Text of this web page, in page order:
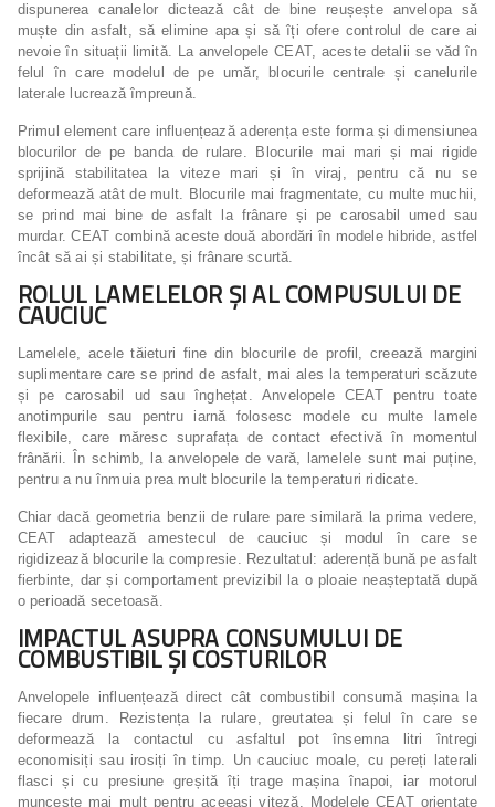
dispunerea canalelor dictează cât de bine reușește anvelopa să
muște din asfalt, să elimine apa și să îți ofere controlul de care ai
nevoie în situații limită. La anvelopele CEAT, aceste detalii se văd în
felul în care modelul de pe umăr, blocurile centrale și canelurile
laterale lucrează împreună.
Primul element care influențează aderența este forma și dimensiunea
blocurilor de pe banda de rulare. Blocurile mai mari și mai rigide
sprijină stabilitatea la viteze mari și în viraj, pentru că nu se
deformează atât de mult. Blocurile mai fragmentate, cu multe muchii,
se prind mai bine de asfalt la frânare și pe carosabil umed sau
murdar. CEAT combină aceste două abordări în modele hibride, astfel
încât să ai și stabilitate, și frânare scurtă.
ROLUL LAMELELOR ȘI AL COMPUSULUI DE
CAUCIUC
Lamelele, acele tăieturi fine din blocurile de profil, creează margini
suplimentare care se prind de asfalt, mai ales la temperaturi scăzute
și pe carosabil ud sau înghețat. Anvelopele CEAT pentru toate
anotimpurile sau pentru iarnă folosesc modele cu multe lamele
flexibile, care măresc suprafața de contact efectivă în momentul
frânării. În schimb, la anvelopele de vară, lamelele sunt mai puține,
pentru a nu înmuia prea mult blocurile la temperaturi ridicate.
Chiar dacă geometria benzii de rulare pare similară la prima vedere,
CEAT adaptează amestecul de cauciuc și modul în care se
rigidizează blocurile la compresie. Rezultatul: aderență bună pe asfalt
fierbinte, dar și comportament previzibil la o ploaie neașteptată după
o perioadă secetoasă.
IMPACTUL ASUPRA CONSUMULUI DE
COMBUSTIBIL ȘI COSTURILOR
Anvelopele influențează direct cât combustibil consumă mașina la
fiecare drum. Rezistența la rulare, greutatea și felul în care se
deformează la contactul cu asfaltul pot însemna litri întregi
economisiți sau irosiți în timp. Un cauciuc moale, cu pereți laterali
flasci și cu presiune greșită îți trage mașina înapoi, iar motorul
muncește mai mult pentru aceeași viteză. Modelele CEAT orientate